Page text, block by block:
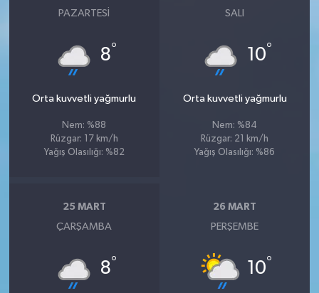
PAZARTESI
8°
Orta kuvvetli yağmurlu
Nem: %88
Rüzgar: 17 km/h
Yağış Olasılığı: %82
SALI
10°
Orta kuvvetli yağmurlu
Nem: %84
Rüzgar: 21 km/h
Yağış Olasılığı: %86
25 MART
ÇARŞAMBA
8°
26 MART
PERŞEMBE
10°